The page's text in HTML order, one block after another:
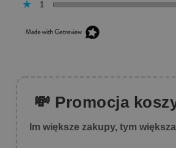
1
💸 Promocja
Im większe zakupy, tym